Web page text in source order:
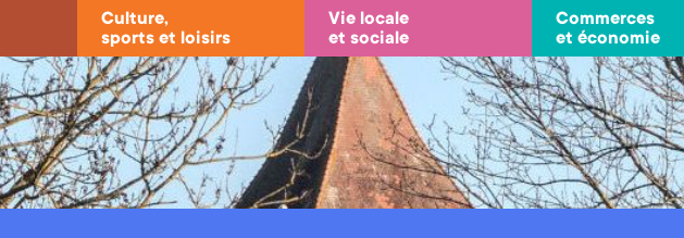
Culture,
sports et loisirs
Vie locale
et sociale
Commerces
et économie